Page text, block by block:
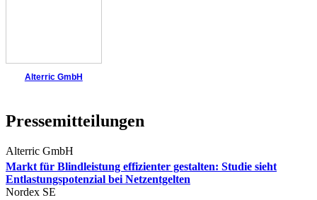
Alterric GmbH
Pressemitteilungen
Alterric GmbH
Markt für Blindleistung effizienter gestalten: Studie sieht
Entlastungspotenzial bei Netzentgelten
Nordex SE